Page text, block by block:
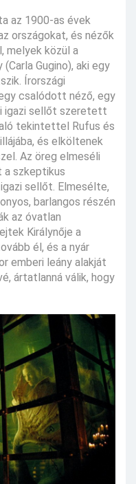
az 1900-as évek
országokat, és nézők
melyek közül a
Gugino), aki egy
Írországi
csalódott néző, egy
igazi sellőt szeretett
tekintettel Rufus és
és elköltenek
Az öreg elmeséli
szkeptikus
sellőt. Elmesélte,
barlangos részén
az óvatlan
Királynője a
él, és a nyár
emberi leány alakját
ártatlanná válik, hogy